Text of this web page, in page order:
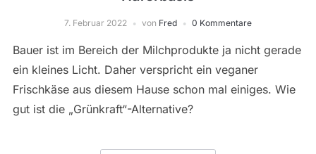
7. Februar 2022 von Fred 0 Kommentare
Bauer ist im Bereich der Milchprodukte ja nicht gerade
ein kleines Licht. Daher verspricht ein veganer
Frischkäse aus diesem Hause schon mal einiges. Wie
gut ist die „Grünkraft“-Alternative?